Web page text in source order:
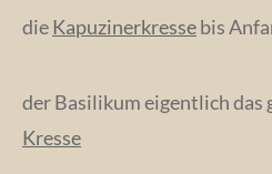
dieKapuzinerkressebis
der Basilikum eigentlich das
Kresse